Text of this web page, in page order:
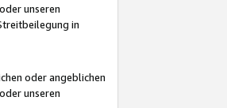
unseren
in
oder angeblichen
unseren